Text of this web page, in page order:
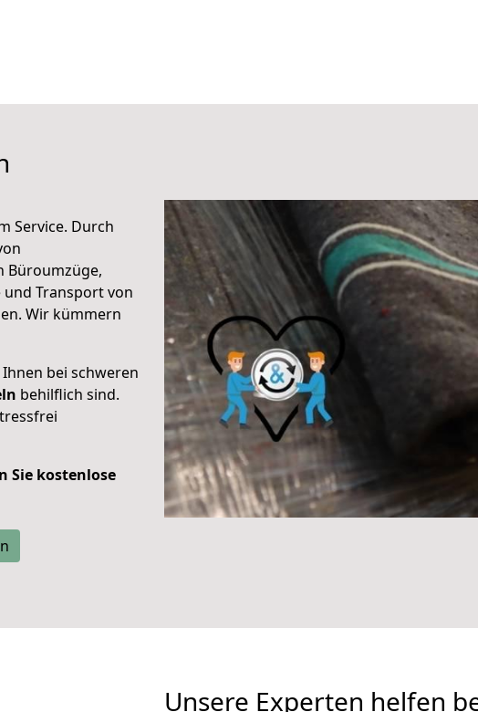
Service. Durch
Büroumzüge,
Transport von
Wir kümmern
bei schweren
behilflich sind.
Sie kostenlose
Unsere Experten helfen